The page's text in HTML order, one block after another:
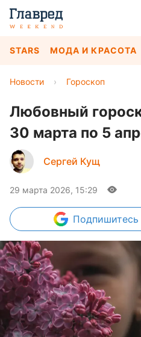
STARS МОДА И КРАСОТА
Новости › Гороскоп
Любовный
30 марта по 5
Сергей Кущ
29 марта 2026, 15:29
Подпишитесь